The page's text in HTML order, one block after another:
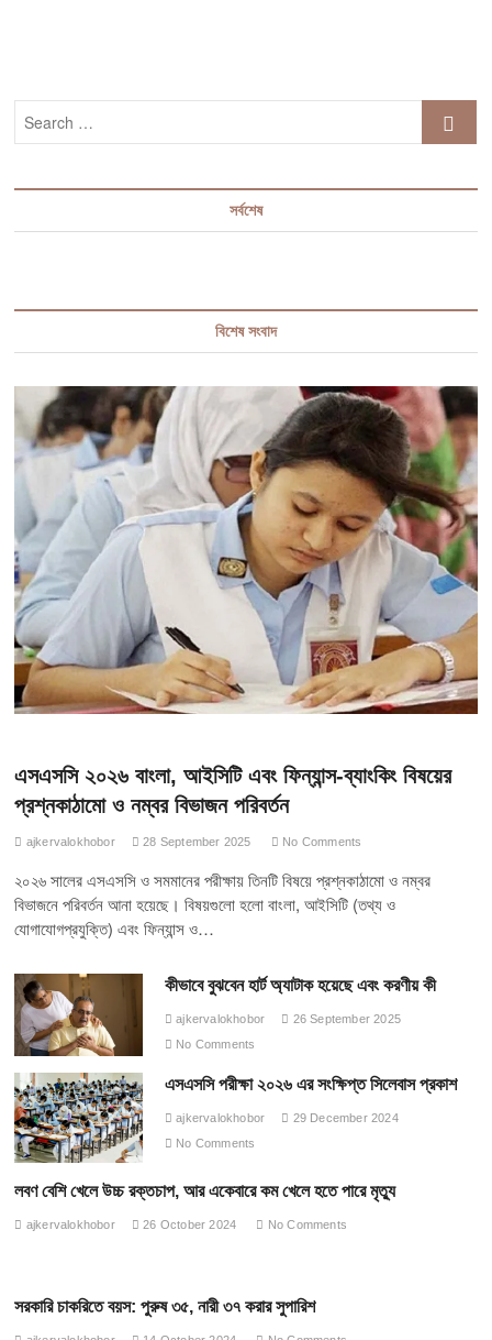
সর্বশেষ
বিশেষ সংবাদ
এসএসসি ২০২৬ বাংলা, আইসিটি এবং ফিন্যান্স-ব্যাংকিং বিষয়ের
প্রশ্নকাঠামো ও নম্বর বিভাজন পরিবর্তন
ajkervalokhobor 28 September 2025 No Comments
২০২৬ সালের এসএসসি ও সমমানের পরীক্ষায় তিনটি বিষয়ে প্রশ্নকাঠামো ও নম্বর
বিভাজনে পরিবর্তন আনা হয়েছে। বিষয়গুলো হলো বাংলা, আইসিটি (তথ্য ও
যোগাযোগপ্রযুক্তি) এবং ফিন্যান্স ও…
কীভাবে বুঝবেন হার্ট অ্যাটাক হয়েছে এবং করণীয় কী
ajkervalokhobor
26 September 2025
No Comments
এসএসসি পরীক্ষা ২০২৬ এর সংক্ষিপ্ত সিলেবাস প্রকাশ
ajkervalokhobor
29 December 2024
No Comments
লবণ বেশি খেলে উচ্চ রক্তচাপ, আর একেবারে কম খেলে হতে পারে মৃত্যু
ajkervalokhobor 26 October 2024 No Comments
সরকারি চাকরিতে বয়স: পুরুষ ৩৫, নারী ৩৭ করার সুপারিশ